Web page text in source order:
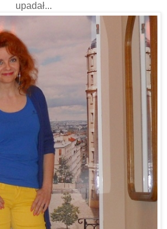
upadał...